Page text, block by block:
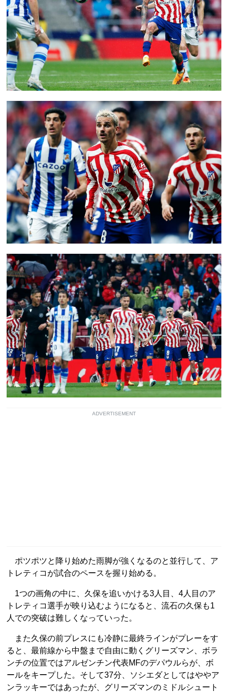
ADVERTISEMENT
ポツポツと降り始めた雨脚が強くなるのと並行して、ア
トレティコが試合のペースを握り始める。
1つの画角の中に、久保を追いかける3人目、4人目のア
トレティコ選手が映り込むようになると、流石の久保も1
人での突破は難しくなっていった。
また久保の前プレスにも冷静に最終ラインがプレーをす
ると、最前線から中盤まで自由に動くグリーズマン、ボラ
ンチの位置ではアルゼンチン代表MFのデパウルらが、ボ
ールをキープした。そして37分、ソシエダとしてはややア
ンラッキーではあったが、グリーズマンのミドルシュート